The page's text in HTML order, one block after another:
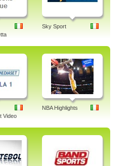
Sky Sport
Video
NBA Highlights